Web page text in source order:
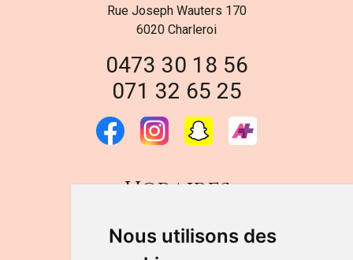
Nous utilisons des
Rue Joseph Wauters 170
6020 Charleroi
0473 30 18 56
071 32 65 25
Horaires
DU LUNDI AU VENDREDI
de 9h à 12h30 et de 14h à 18h